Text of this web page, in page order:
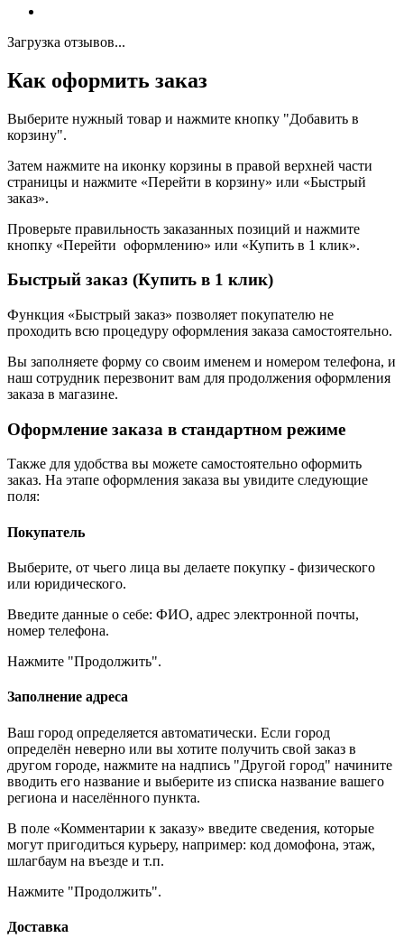
Загрузка отзывов...
Как оформить заказ
Выберите нужный товар и нажмите кнопку "Добавить в
корзину".
Затем нажмите на иконку корзины в правой верхней части
страницы и нажмите «Перейти в корзину» или «Быстрый
заказ».
Проверьте правильность заказанных позиций и нажмите
кнопку «Перейти оформлению» или «Купить в 1 клик».
Быстрый заказ (Купить в 1 клик)
Функция «Быстрый заказ» позволяет покупателю не
проходить всю процедуру оформления заказа самостоятельно.
Вы заполняете форму со своим именем и номером телефона, и
наш сотрудник перезвонит вам для продолжения оформления
заказа в магазине.
Оформление заказа в стандартном режиме
Также для удобства вы можете самостоятельно оформить
заказ. На этапе оформления заказа вы увидите следующие
поля:
Покупатель
Выберите, от чьего лица вы делаете покупку - физического
или юридического.
Введите данные о себе: ФИО, адрес электронной почты,
номер телефона.
Нажмите "Продолжить".
Заполнение адреса
Ваш город определяется автоматически. Если город
определён неверно или вы хотите получить свой заказ в
другом городе, нажмите на надпись "Другой город" начините
вводить его название и выберите из списка название вашего
региона и населённого пункта.
В поле «Комментарии к заказу» введите сведения, которые
могут пригодиться курьеру, например: код домофона, этаж,
шлагбаум на въезде и т.п.
Нажмите "Продолжить".
Доставка